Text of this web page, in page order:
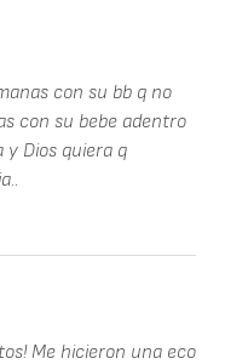
con su bb q no
con su bebe adentro
y Dios quiera q
Me hicieron una eco